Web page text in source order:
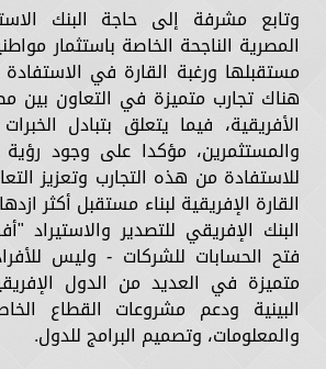
وتابع مشرفة إلى حاجة البنك
المصرية الناجحة الخاصة باستثمار
مستقبلها ورغبة القارة في
هناك تجارب متميزة في التعاون بين
الأفريقية، فيما يتعلق بتبادل
والمستثمرين، مؤكدا على وجود
للاستفادة من هذه التجارب وتعزيز
القارة الإفريقية لبناء مستقبل أكثر
البنك الإفريقي للتصدير والاستيراد
فتح الحسابات للشركات - وليس
متميزة في العديد من الدول
البينية ودعم مشروعات القطاع
والمعلومات، وتصميم البرامج للدول.